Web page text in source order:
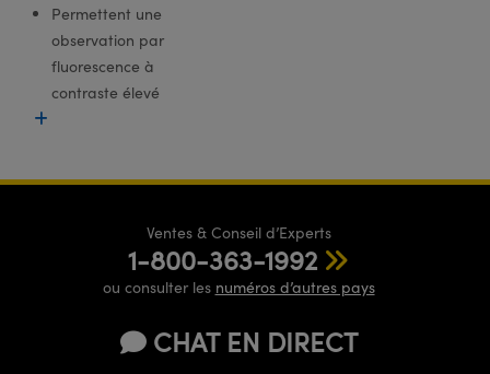
ou Coupleurs
de Poche ou à Mesure Directe
pour Caméras
Optiques Lightpath
Labs™
Permettent une
observation par
fluorescence à
contraste élevé
Ventes & Conseil d’Experts
1-800-363-1992
ou consulter les numéros d’autres pays
CHAT EN DIRECT